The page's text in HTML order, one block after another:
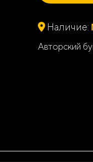
Наличие:
Авторский